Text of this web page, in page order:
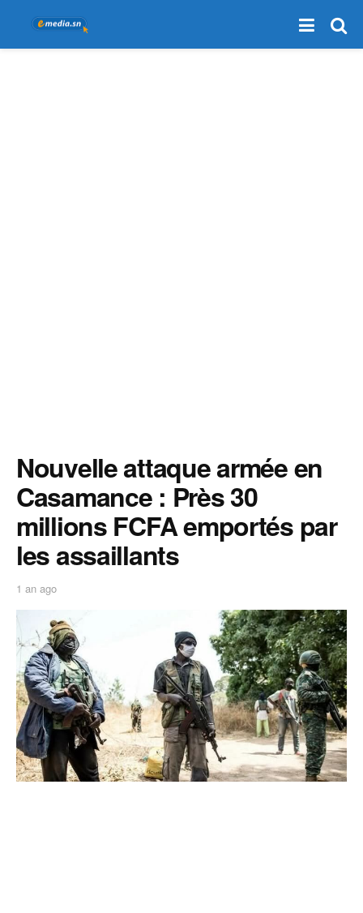
Nouvelle attaque armée en
Casamance : Près 30
millions FCFA emportés par
les assaillants
1 an ago